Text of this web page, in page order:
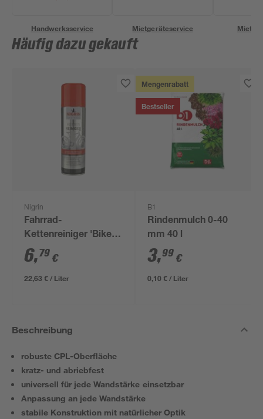
Handwerksservice Mietgeräteservice
Häufig dazu gekauft
Nigrin
Fahrrad-
Kettenreiniger 'Bike
Line' 300 ml
6,79 €
22,63 € / Liter
Mengenrabatt
Bestseller
B1
Rindenmulch 0-40
mm 40 l
3,99 €
0,10 € / Liter
Beschreibung
robuste CPL-Oberfläche
kratz- und abriebfest
universell für jede Wandstärke einsetzbar
Anpassung an jede Wandstärke
stabile Konstruktion mit natürlicher Optik